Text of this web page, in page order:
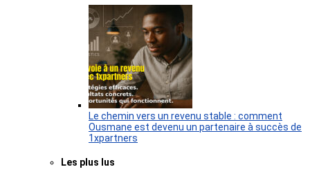
Le chemin vers un revenu stable : comment
Ousmane est devenu un partenaire à succès de
1xpartners
Les plus lus